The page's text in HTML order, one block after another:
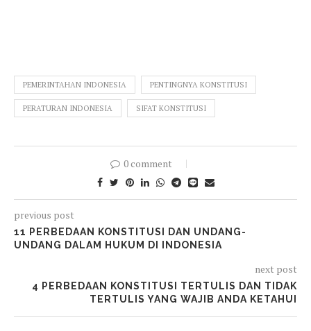
PEMERINTAHAN INDONESIA PENTINGNYA KONSTITUSI
PERATURAN INDONESIA SIFAT KONSTITUSI
0 comment
previous post
11 PERBEDAAN KONSTITUSI DAN UNDANG-
UNDANG DALAM HUKUM DI INDONESIA
next post
4 PERBEDAAN KONSTITUSI TERTULIS DAN TIDAK
TERTULIS YANG WAJIB ANDA KETAHUI